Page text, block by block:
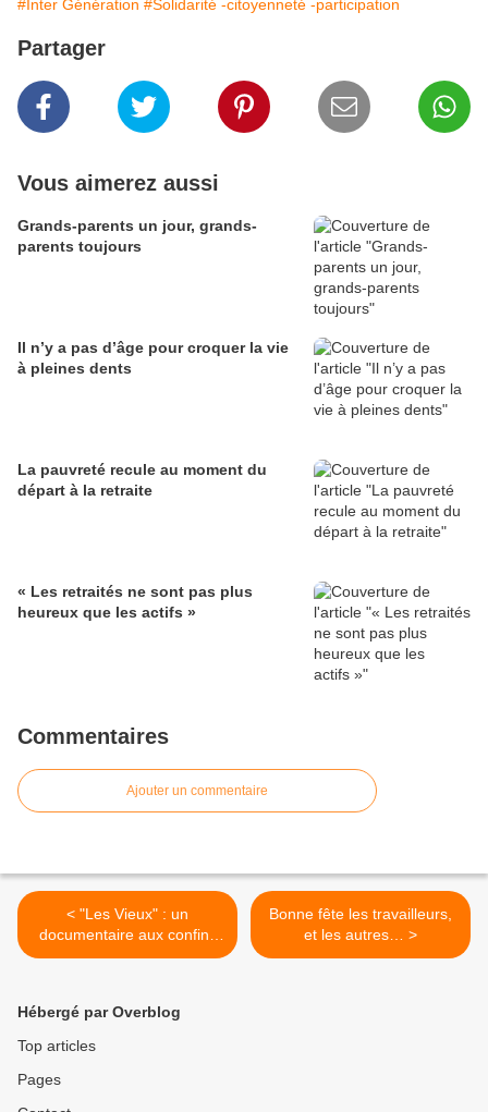
#Inter Génération #Solidarité -citoyenneté -participation
Partager
Vous aimerez aussi
Grands-parents un jour, grands-
parents toujours
Il n’y a pas d’âge pour croquer la vie
à pleines dents
La pauvreté recule au moment du
départ à la retraite
« Les retraités ne sont pas plus
heureux que les actifs »
Commentaires
Ajouter un commentaire
< "Les Vieux" : un
documentaire aux confins
de la vie, d’une grande
Bonne fête les travailleurs,
et les autres… >
Hébergé par Overblog
Top articles
Pages